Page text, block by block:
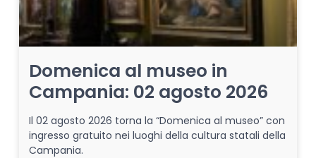
Domenica al museo in
Campania: 02 agosto 2026
Il 02 agosto 2026 torna la “Domenica al museo” con
ingresso gratuito nei luoghi della cultura statali della
Campania.